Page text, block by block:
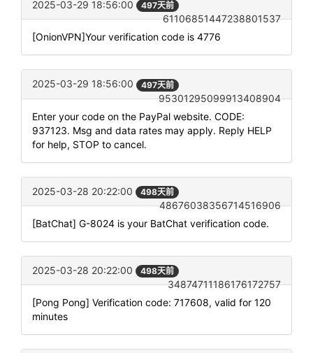
2025-03-29 18:56:00 497天前
61106851447238801537
[OnionVPN]Your verification code is 4776
2025-03-29 18:56:00 497天前
95301295099913408904
Enter your code on the PayPal website. CODE:
937123. Msg and data rates may apply. Reply HELP
for help, STOP to cancel.
2025-03-28 20:22:00 498天前
48676038356714516906
[BatChat] G-8024 is your BatChat verification code.
2025-03-28 20:22:00 498天前
34874711186176172757
[Pong Pong] Verification code: 717608, valid for 120
minutes